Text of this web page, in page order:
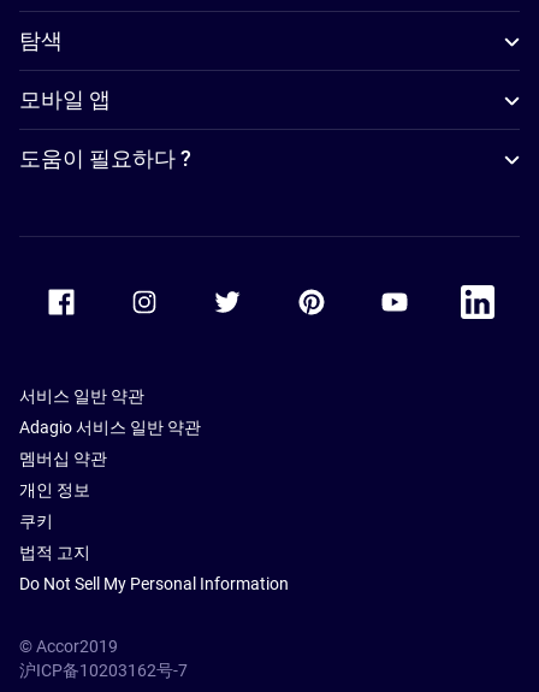
탐색
모바일 앱
도움이 필요하다 ?
Accor Facebook Accor TwitterAccor PinterestAccor Youtube
Accor
서비스 일반 약관
Adagio 서비스 일반 약관
멤버십 약관
개인 정보
쿠키
법적 고지
Do Not Sell My Personal Information
© Accor2019
沪ICP备10203162号-7